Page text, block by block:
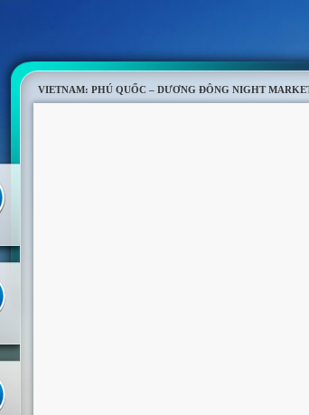
VIETNAM: PHÚ QUỐC – DƯƠNG ĐÔNG NIGHT